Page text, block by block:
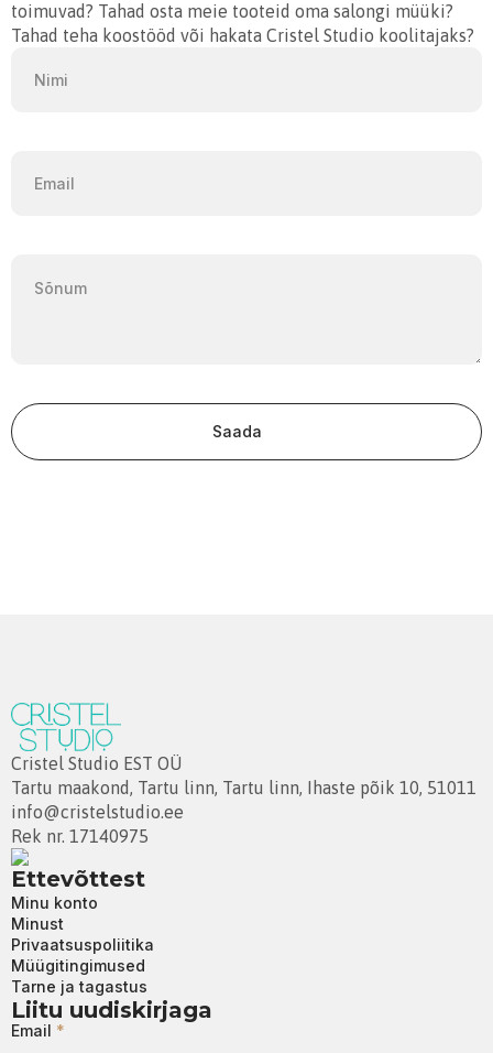
toimuvad? Tahad osta meie tooteid oma salongi müüki?
Tahad teha koostööd või hakata Cristel Studio koolitajaks?
Saada
Cristel Studio EST OÜ
Tartu maakond, Tartu linn, Tartu linn, Ihaste põik 10, 51011
info@cristelstudio.ee
Rek nr. 17140975
Ettevõttest
Minu konto
Minust
Privaatsuspoliitika
Müügitingimused
Tarne ja tagastus
Liitu uudiskirjaga
Email *